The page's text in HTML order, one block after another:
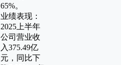
65%。
业绩表现：
2025上半年
公司营业收
入375.49亿
元，同比下